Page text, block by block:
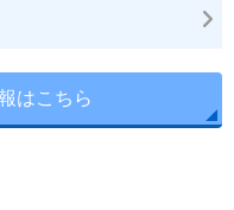
はこちら